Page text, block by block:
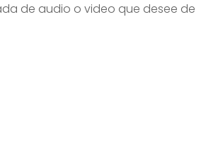
de audio o video que desee de